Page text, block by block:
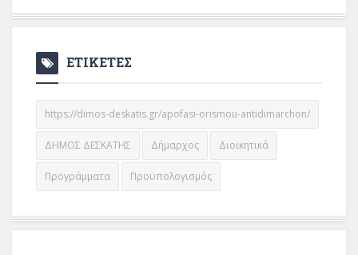
ΕΤΙΚΕΤΕΣ
https://dimos-deskatis.gr/apofasi-orismou-antidimarchon/
ΔΗΜΟΣ ΔΕΣΚΑΤΗΣ Δήμαρχος Διοικητικά
Προγράμματα Προϋπολογισμός